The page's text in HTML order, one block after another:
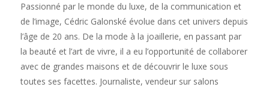
Passionné par le monde du luxe, de la communication et
de l’image, Cédric Galonské évolue dans cet univers depuis
l’âge de 20 ans. De la mode à la joaillerie, en passant par
la beauté et l’art de vivre, il a eu l’opportunité de collaborer
avec de grandes maisons et de découvrir le luxe sous
toutes ses facettes. Journaliste, vendeur sur salons